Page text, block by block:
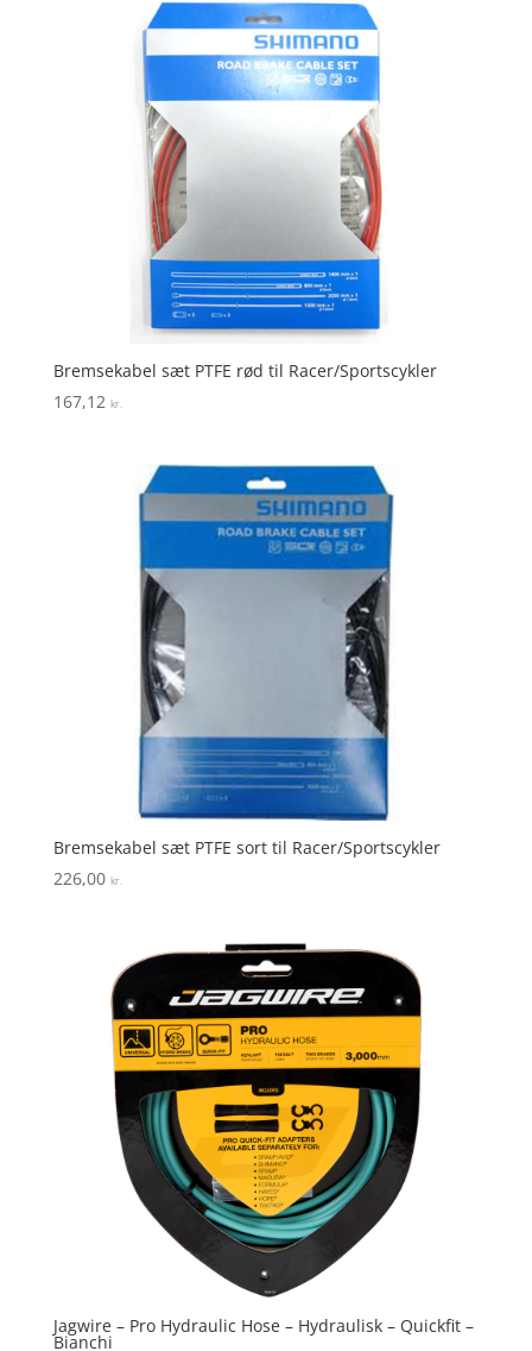
Bremsekabel sæt PTFE rød til Racer/Sportscykler
167,12 kr.
Bremsekabel sæt PTFE sort til Racer/Sportscykler
226,00 kr.
Jagwire – Pro Hydraulic Hose – Hydraulisk – Quickfit –
Bianchi